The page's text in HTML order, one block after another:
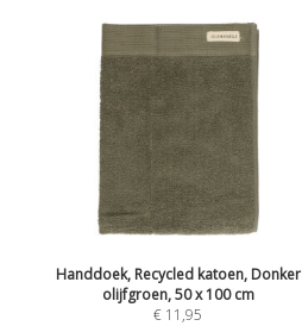
Handdoek, Recycled katoen, Donker
olijfgroen, 50 x 100 cm
€ 11,95